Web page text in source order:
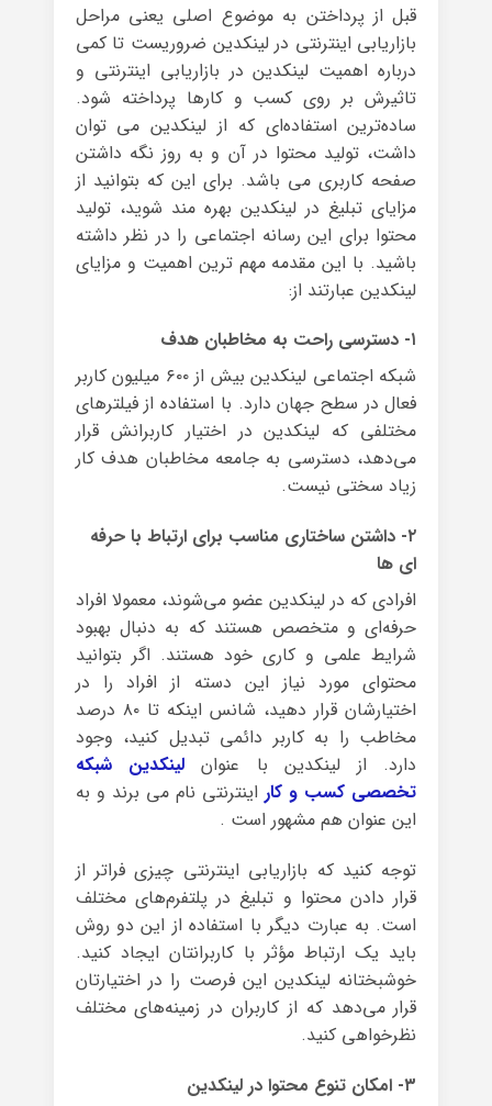
قبل از پرداختن به موضوع اصلی یعنی مراحل
بازاریابی اینترنتی در لینکدین ضروریست تا کمی
درباره اهمیت لینکدین در بازاریابی اینترنتی و
تاثیرش بر روی کسب و کارها پرداخته شود.
ساده‌ترین استفاده‌ای که از لینکدین می توان
داشت، تولید محتوا در آن و به روز نگه داشتن
صفحه کاربری می باشد. برای این که بتوانید از
مزایای تبلیغ در لینکدین بهره مند شوید، تولید
محتوا برای این رسانه اجتماعی را در نظر داشته
باشید. با این مقدمه مهم ترین اهمیت و مزایای
لینکدین عبارتند از:
۱- دسترسی راحت به مخاطبان هدف
شبکه اجتماعی لینکدین بیش از ۶۰۰ میلیون کاربر
فعال در سطح جهان دارد. با استفاده از فیلترهای
مختلفی که لینکدین در اختیار کاربرانش قرار
می‌دهد، دسترسی به جامعه مخاطبان هدف کار
زیاد سختی نیست.
۲- داشتن ساختاری مناسب برای ارتباط با حرفه
ای ها
افرادی که در لینکدین عضو می‌شوند، معمولا افراد
حرفه‌ای و متخصص هستند که به دنبال بهبود
شرایط علمی و کاری خود هستند. اگر بتوانید
محتوای مورد نیاز این دسته از افراد را در
اختیارشان قرار دهید، شانس اینکه تا ۸۰ درصد
مخاطب را به کاربر دائمی‌ تبدیل کنید، وجود
دارد. از لینکدین با عنوانلینکدین شبکه
تخصصی کسب و کار اینترنتی نام می برند و به
این عنوان هم مشهور است .
توجه کنید که بازاریابی اینترنتی چیزی فراتر از
قرار دادن محتوا و تبلیغ در پلتفرم‌های مختلف
است. به عبارت دیگر با استفاده از این دو روش
باید یک ارتباط مؤثر با کاربرانتان ایجاد کنید.
خوشبختانه لینکدین این فرصت را در اختیارتان
قرار می‌دهد که از کاربران در زمینه‌های مختلف
نظرخواهی کنید.
۳- امکان تنوع محتوا در لینکدین